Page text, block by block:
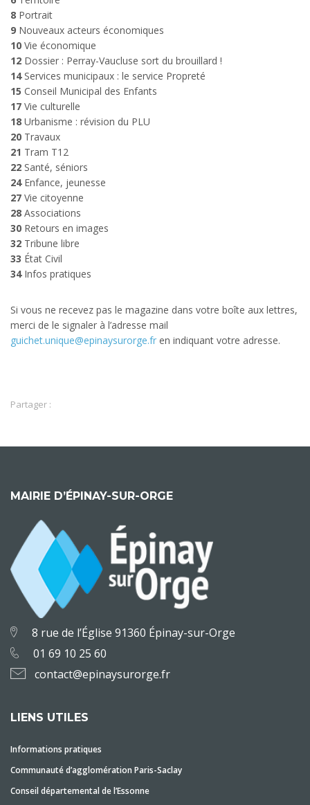
8 Portrait
9 Nouveaux acteurs économiques
10 Vie économique
12 Dossier : Perray-Vaucluse sort du brouillard !
14Services municipaux : le service Propreté
15 Conseil Municipal des Enfants
17 Vie culturelle
18 Urbanisme : révision du PLU
20 Travaux
21 Tram T12
22 Santé, séniors
24Enfance, jeunesse
27 Vie citoyenne
28 Associations
30 Retours en images
32 Tribune libre
33 État Civil
34Infos pratiques
Si vous ne recevez pas le magazine dans votre boîte aux lettres,
merci de le signaler à l’adresse mail
guichet.unique@epinaysurorge.fr en indiquant votre adresse.
Partager :
MAIRIE D’ÉPINAY-SUR-ORGE
8 rue de l’Église 91360 Épinay-sur-Orge
01 69 10 25 60
contact@epinaysurorge.fr
LIENS UTILES
Informations pratiques
Communauté d’agglomération Paris-Saclay
Conseil départemental de l’Essonne